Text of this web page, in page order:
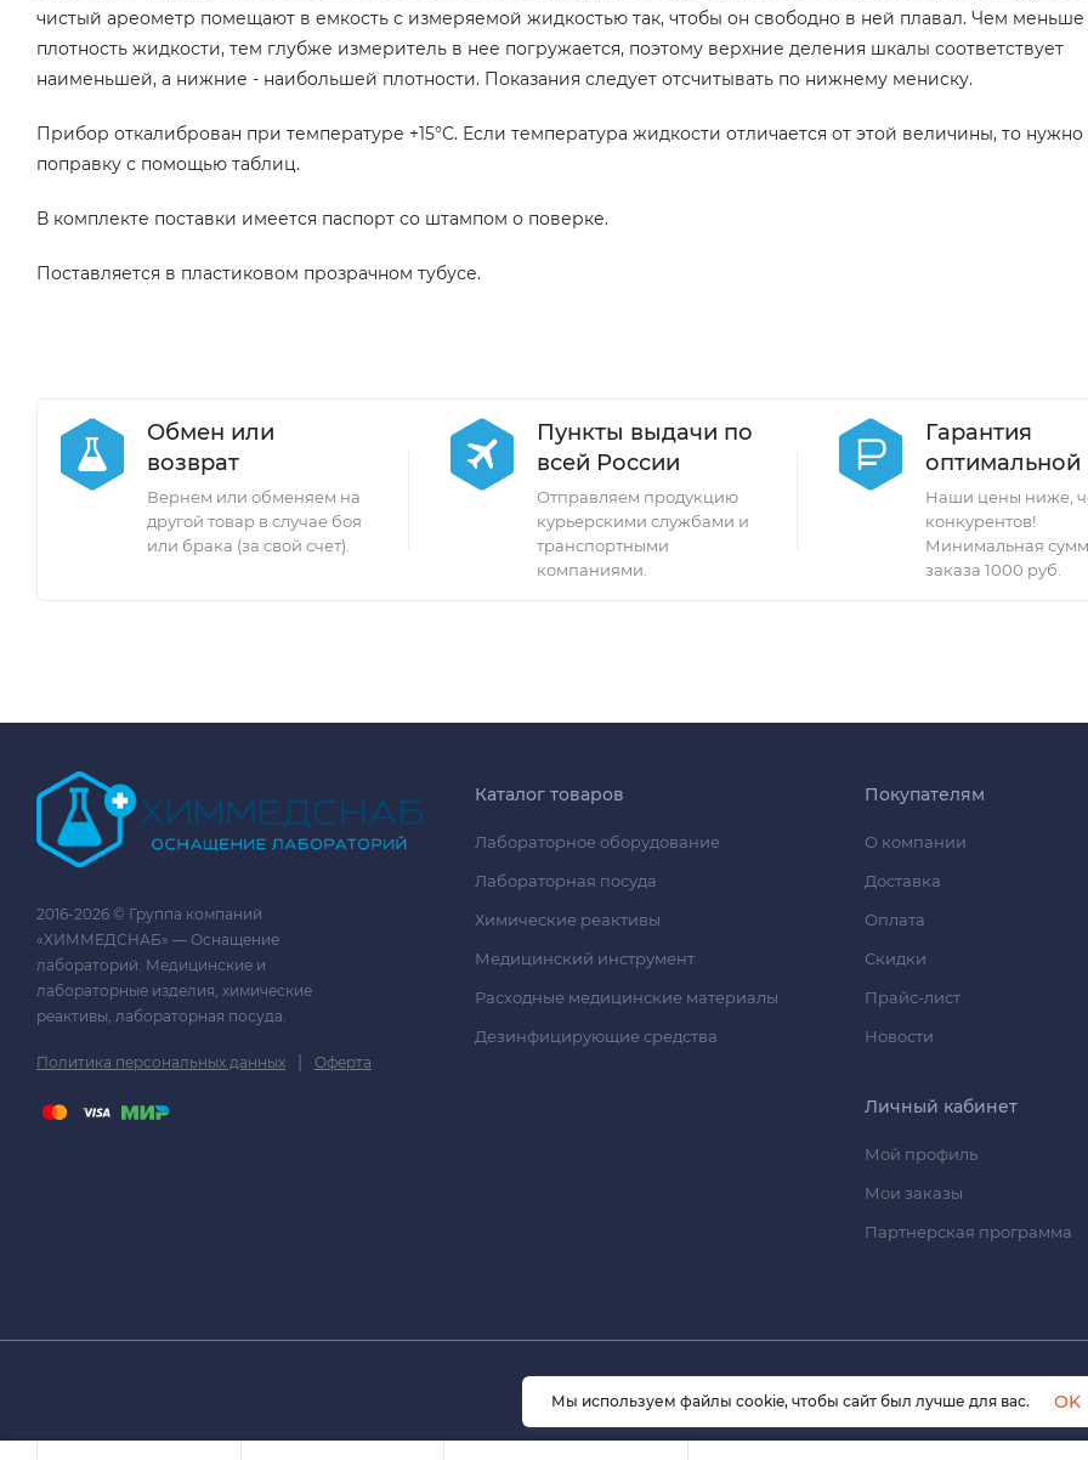
чистый ареометр помещают в емкость с измеряемой жидкостью так, чтобы он свободно в ней плавал. Чем меньше
плотность жидкости, тем глубже измеритель в нее погружается, поэтому верхние деления шкалы соответствует
наименьшей, а нижние - наибольшей плотности. Показания следует отсчитывать по нижнему мениску.
Прибор откалиброван при температуре +15°С. Если температура жидкости отличается от этой величины, то нужно
поправку с помощью таблиц.
В комплекте поставки имеется паспорт со штампом о поверке.
Поставляется в пластиковом прозрачном тубусе.
Обмен или
возврат
Вернем или обменяем на
другой товар в случае боя
или брака (за свой счет).
Пункты выдачи по
всей России
Отправляем продукцию
курьерскими службами и
транспортными
компаниями.
Гарантия
оптимальной
Наши цены ниже,
конкурентов!
Минимальная
заказа 1000 руб.
2016-2026 © Группа компаний
«ХИММЕДСНАБ» — Оснащение
лабораторий. Медицинские и
лабораторные изделия, химические
реактивы, лабораторная посуда.
Политика персональных данных | Оферта
Каталог товаров
Лабораторное оборудование
Лабораторная посуда
Химические реактивы
Медицинский инструмент
Расходные медицинские материалы
Дезинфицирующие средства
Покупателям
О компании
Доставка
Оплата
Скидки
Прайс-лист
Новости
Личный кабинет
Мой профиль
Мои заказы
Партнерская программа
Мы используем файлы cookie, чтобы сайт был лучше для вас.
OK